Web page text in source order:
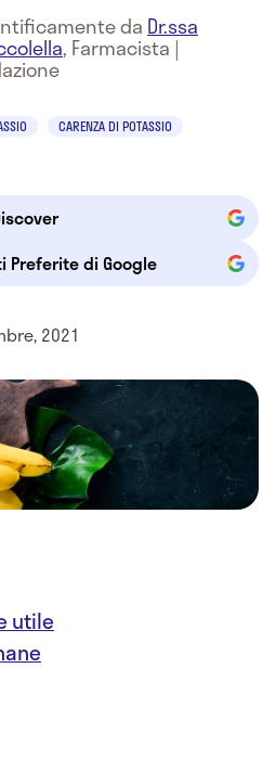
da Dr.ssa
, Farmacista |
CARENZA DI POTASSIO
Preferite di Google
2021
utile